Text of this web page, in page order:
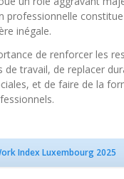
inégale.
de renforcer les
de travail, de replacer
et de faire de la
Index Luxembourg 2025